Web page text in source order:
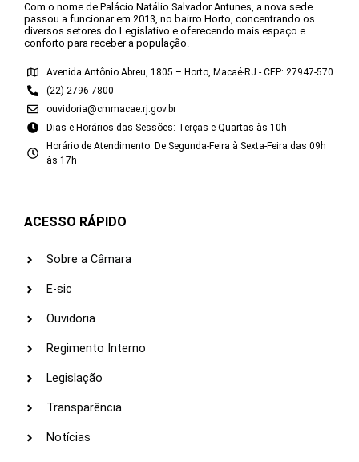
Com o nome de Palácio Natálio Salvador Antunes, a nova sede
passou a funcionar em 2013, no bairro Horto, concentrando os
diversos setores do Legislativo e oferecendo mais espaço e
conforto para receber a população.
Avenida Antônio Abreu, 1805 – Horto, Macaé-RJ - CEP: 27947-570
(22) 2796-7800
ouvidoria@cmmacae.rj.gov.br
Dias e Horários das Sessões: Terças e Quartas às 10h
Horário de Atendimento: De Segunda-Feira à Sexta-Feira das 09h
às 17h
ACESSO RÁPIDO
Sobre a Câmara
E-sic
Ouvidoria
Regimento Interno
Legislação
Transparência
Notícias